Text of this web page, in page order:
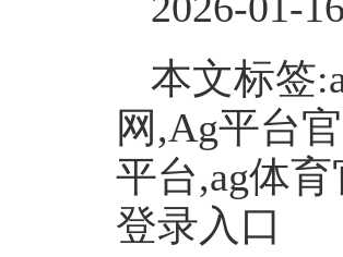
本文标签
网,Ag平台
平台,ag体
登录入口